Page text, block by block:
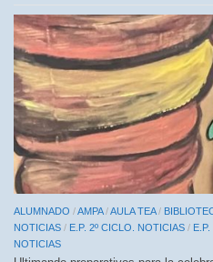
ALUMNADO /AMPA/AULA TEA/
NOTICIAS / E.P. 2º CICLO. NOTICIAS /
NOTICIAS